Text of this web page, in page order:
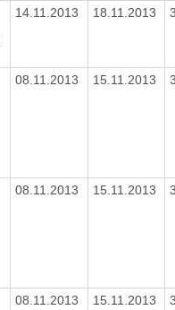
14.11.2013 18.11.2013
08.11.2013 15.11.2013
08.11.2013 15.11.2013
08.11.2013 15.11.2013